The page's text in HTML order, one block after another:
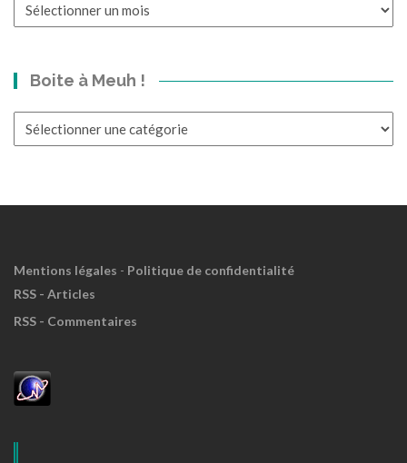
Boite à Meuh !
Mentions légales - Politique de confidentialité
RSS - Articles
RSS - Commentaires